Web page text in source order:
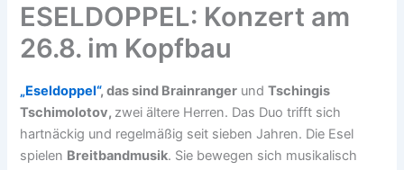
ESELDOPPEL: Konzert am
26.8. im Kopfbau
„Eseldoppel“, das sind Brainranger undTschingis
Tschimolotov, zwei ältere Herren. Das Duo trifft sich
hartnäckig und regelmäßig seit sieben Jahren. Die Esel
spielen Breitbandmusik. Sie bewegen sich musikalisch